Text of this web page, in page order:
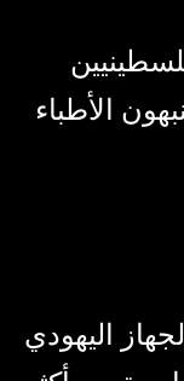
الأطباء
اليهودي